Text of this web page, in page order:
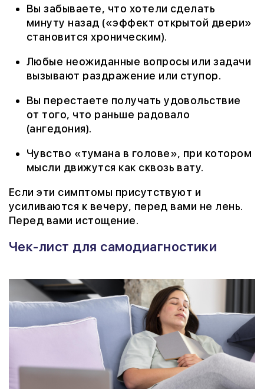
Вы забываете, что хотели сделать
минуту назад («эффект открытой двери»
становится хроническим).
Любые неожиданные вопросы или задачи
вызывают раздражение или ступор.
Вы перестаете получать удовольствие
от того, что раньше радовало
(ангедония).
Чувство «тумана в голове», при котором
мысли движутся как сквозь вату.
Если эти симптомы присутствуют и
усиливаются к вечеру, перед вами не лень.
Перед вами истощение.
Чек-лист для самодиагностики